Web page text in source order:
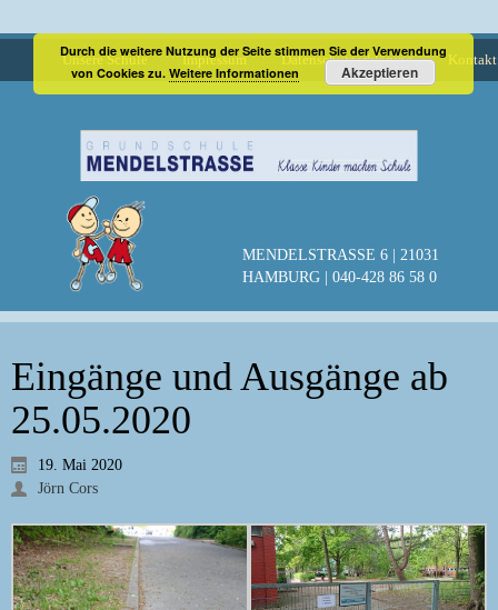
Unsere Schule Impressum Datenschutzerklärung Kontakt
MENDELSTRASSE 6 | 21031
HAMBURG | 040-428 86 58 0
Eingänge und Ausgänge ab
25.05.2020
19. Mai 2020
Jörn Cors
Durch die weitere Nutzung der Seite stimmen Sie der Verwendung
von Cookies zu. Weitere Informationen Akzeptieren